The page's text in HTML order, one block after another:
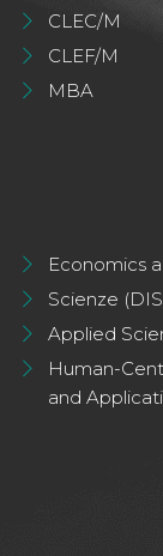
CLEC/M
CLEF/M
MBA
Economics
Scienze
Applied
Human-
and